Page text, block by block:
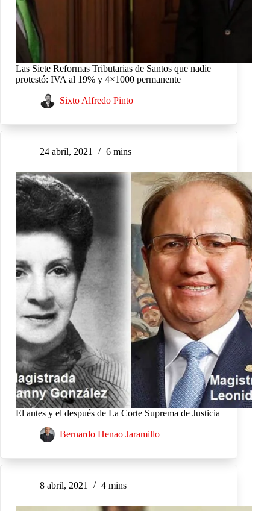
Las Siete Reformas Tributarias de Santos que nadie
protestó: IVA al 19% y 4×1000 permanente
Sixto Alfredo Pinto
24 abril, 2021 6 mins
El antes y el después de La Corte Suprema de Justicia
Bernardo Henao Jaramillo
8 abril, 2021 4 mins